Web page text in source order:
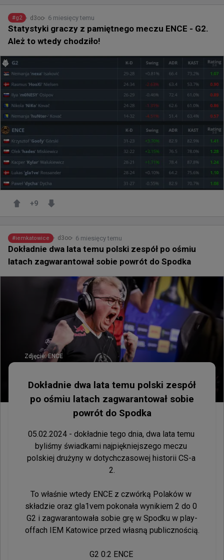
#g2 d3oo 6 miesięcy temu
Statystyki graczy z pamiętnego meczu ENCE - G2.
Ależ to wtedy chodziło!
+9
#iemkatowice d3oo 6 miesięcy temu
Dokładnie dwa lata temu polski zespół po ośmiu
latach zagwarantował sobie powrót do Spodka
Zdjęcie: ENCE
Dokładnie dwa lata temu polski zespół
po ośmiu latach zagwarantował sobie
powrót do Spodka
05.02.2024 - dokładnie tego dnia, dwa lata temu
byliśmy świadkami najpiękniejszego meczu
polskiej drużyny w dotychczasowej historii CS-a
2.
To właśnie wtedy ENCE z czwórką Polaków w
składzie oraz gla1vem pokonała wynikiem 2 do 0
G2 i zagwarantowała sobie grę w Spodku w play-
offach IEM Katowice przed własną publicznością.
G2 0:2 ENCE